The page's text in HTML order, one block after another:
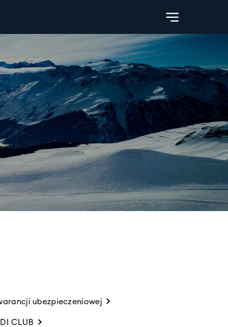
ubezpieczeniowej
CLUB